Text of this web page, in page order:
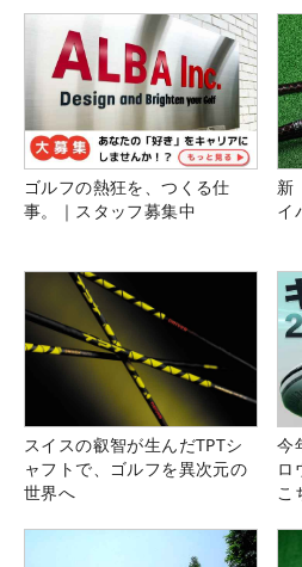
ゴルフの熱狂を、つくる仕
事。｜スタッフ募集中
新
イ
スイスの叡智が生んだTPTシ
ャフトで、ゴルフを異次元の
世界へ
今
ロ
こ